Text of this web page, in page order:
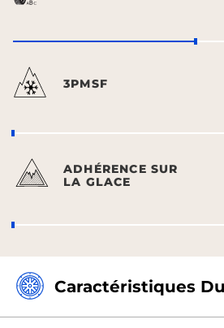
3PMSF
ADHÉRENCE SUR
LA GLACE
Caractéristiques